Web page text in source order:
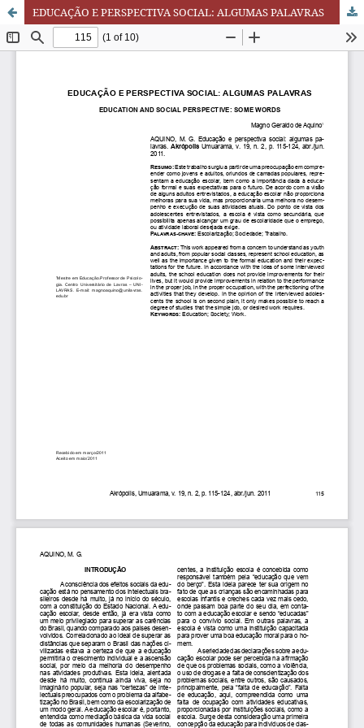
EDUCAÇÃO E PERSPECTIVA SOCIAL: ALGUMAS PALAVRAS